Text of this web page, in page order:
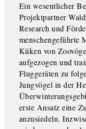
Ein wesentlicher
Projektpartner
Research und
menschengeführte
Küken von
aufgezogen und
Fluggeräten zu
Jungvögel in der
erste Ansatz eine
anzusiedeln.